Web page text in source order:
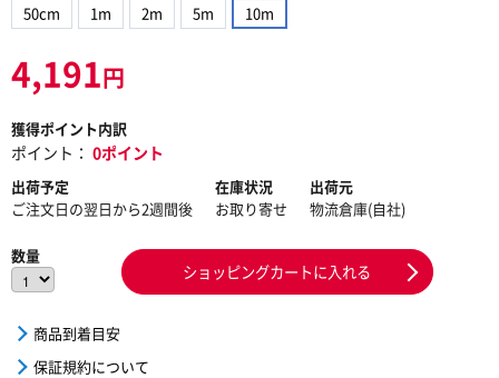
50cm 1m 2m 5m 10m
4,191円
獲得ポイント内訳
ポイント： 0ポイント
出荷予定
ご注文日の翌日から2週間後
在庫状況
お取り寄せ
出荷元
物流倉庫(自社)
数量
ショッピングカートに入れる
商品到着目安
保証規約について